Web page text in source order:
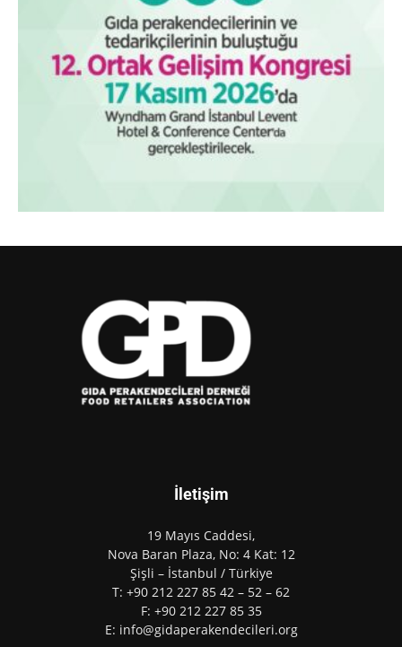
İletişim
19 Mayıs Caddesi,
Nova Baran Plaza, No: 4 Kat: 12
Şişli – İstanbul / Türkiye
T: +90 212 227 85 42 – 52 – 62
F: +90 212 227 85 35
E: info@gidaperakendecileri.org